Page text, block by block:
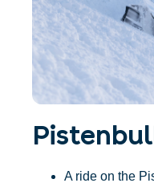
Accommodatie